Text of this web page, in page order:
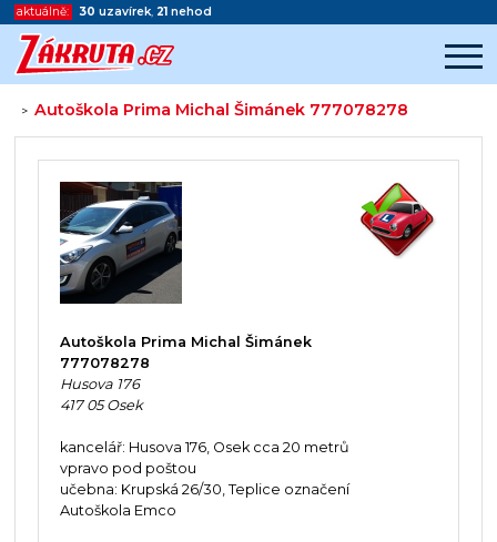
aktuálně: 30 uzavírek, 21 nehod
>Autoškola Prima Michal Šimánek 777078278
Začátek reklamy
Konec reklamy
Autoškola Prima Michal Šimánek
777078278
Husova 176
417 05 Osek
kancelář: Husova 176, Osek cca 20 metrů
vpravo pod poštou
učebna: Krupská 26/30, Teplice označení
Autoškola Emco